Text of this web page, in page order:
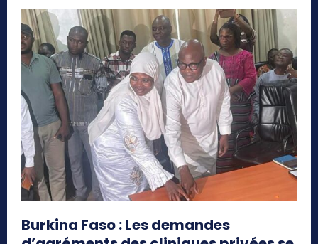
Burkina Faso : Les demandes